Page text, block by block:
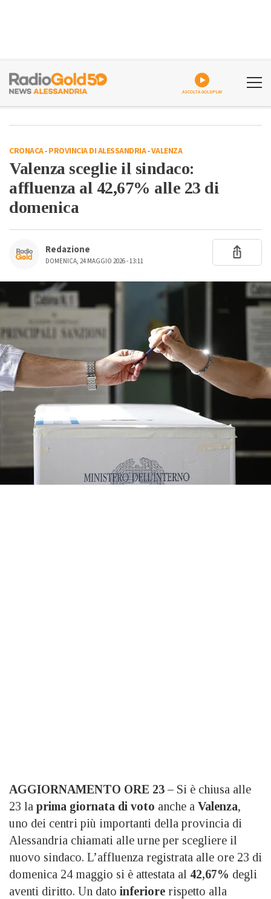
ASCOLTA GOLDPLAY
CRONACA-PROVINCIA DI ALESSANDRIA-VALENZA
Valenza sceglie il sindaco:
affluenza al 42,67% alle 23 di
domenica
Redazione
DOMENICA, 24 MAGGIO 2026 - 13:11
AGGIORNAMENTO ORE 23 – Si è chiusa alle
23 la prima giornata di voto anche a Valenza,
uno dei centri più importanti della provincia di
Alessandria chiamati alle urne per scegliere il
nuovo sindaco. L’affluenza registrata alle ore 23 di
domenica 24 maggio si è attestata al 42,67% degli
aventi diritto. Un dato inferiore rispetto alla